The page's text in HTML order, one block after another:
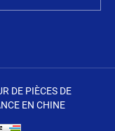
DE PIÈCES DE
EN CHINE